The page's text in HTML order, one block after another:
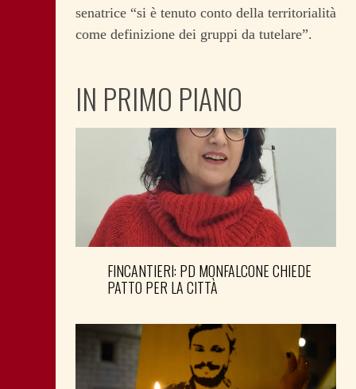
senatrice “si è tenuto conto della territorialità
come definizione dei gruppi da tutelare”.
IN PRIMO PIANO
FINCANTIERI: PD MONFALCONE CHIEDE
PATTO PER LA CITTÀ